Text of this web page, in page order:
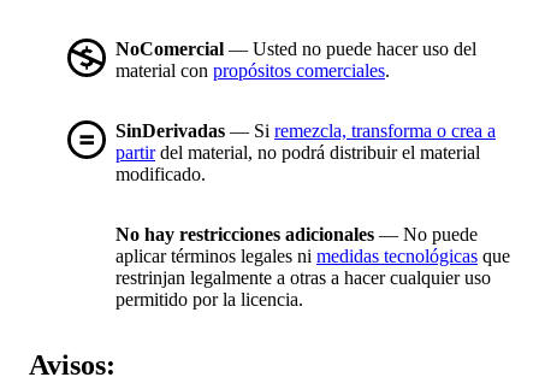
NoComercial — Usted no puede hacer uso del
material con propósitos comerciales.
SinDerivadas — Si remezcla, transforma o crea a
partirdel material, no podrá distribuir el material
modificado.
No hay restricciones adicionales — No puede
aplicar términos legales ni medidas tecnológicas que
restrinjan legalmente a otras a hacer cualquier uso
permitido por la licencia.
Avisos: